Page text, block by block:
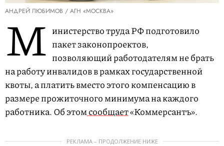
АНДРЕЙ ЛЮБИМОВ / АГН «МОСКВА»
М инистерство труда РФ подготовило
пакет законопроектов,
позволяющий работодателям не брать
на работу инвалидов в рамках государственной
квоты, а платить вместо этого компенсацию в
размере прожиточного минимума на каждого
работника. Об этомсообщает«Коммерсантъ».
РЕКЛАМА – ПРОДОЛЖЕНИЕ НИЖЕ